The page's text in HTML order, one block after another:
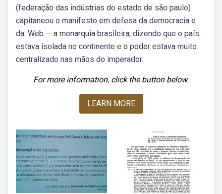
(federação das indústrias do estado de são paulo)
capitaneou o manifesto em defesa da democracia e
da. Web — a monarquia brasileira, dizendo que o país
estava isolada no continente e o poder estava muito
centralizado nas mãos do imperador.
For more information, click the button below.
LEARN MORE